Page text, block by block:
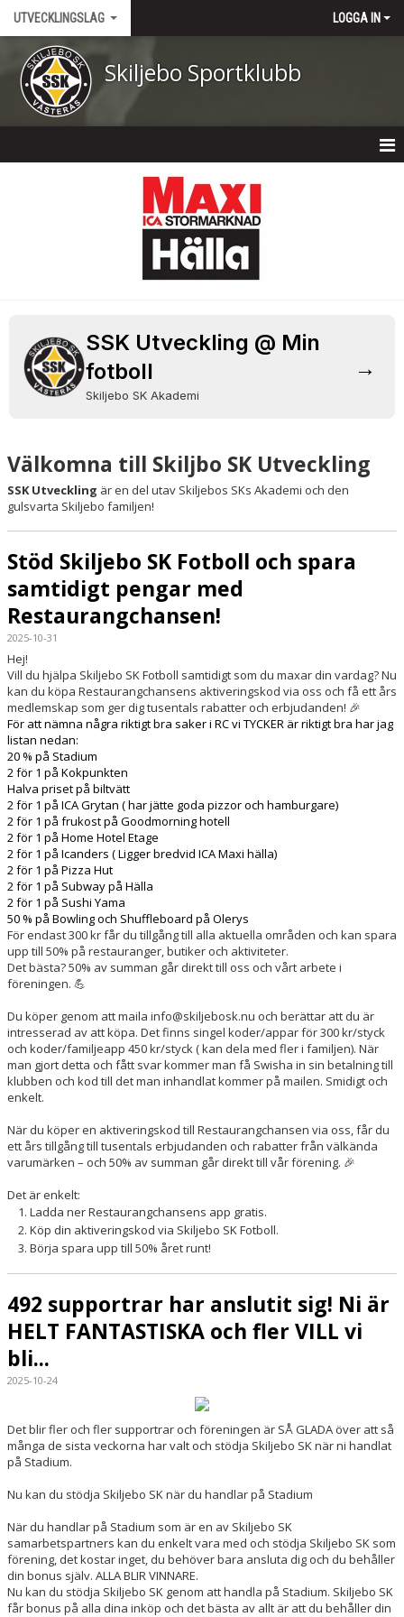
UTVECKLINGSLAG LOGGA IN
Skiljebo Sportklubb
BILDGALLERI
DOKUMENT
SSK Utveckling @ Min
fotboll
Skiljebo SK Akademi
→
Välkomna till Skiljbo SK Utveckling
SSK Utveckling är en del utav Skiljebos SKs Akademi och den
gulsvarta Skiljebo familjen!
Stöd Skiljebo SK Fotboll och spara
samtidigt pengar med
Restaurangchansen!
2025-10-31
Hej!
Vill du hjälpa Skiljebo SK Fotboll samtidigt som du maxar din vardag? Nu
kan du köpa Restaurangchansens aktiveringskod via oss och få ett års
medlemskap som ger dig tusentals rabatter och erbjudanden! 🎉
För att nämna några riktigt bra saker i RC vi TYCKER är riktigt bra har jag
listan nedan:
20 % på Stadium
2 för 1 på Kokpunkten
Halva priset på biltvätt
2 för 1 på ICA Grytan ( har jätte goda pizzor och hamburgare)
2 för 1 på frukost på Goodmorning hotell
2 för 1 på Home Hotel Etage
2 för 1 på Icanders ( Ligger bredvid ICA Maxi hälla)
2 för 1 på Pizza Hut
2 för 1 på Subway på Hälla
2 för 1 på Sushi Yama
50 % på Bowling och Shuffleboard på Olerys
För endast 300 kr får du tillgång till alla aktuella områden och kan spara
upp till 50% på restauranger, butiker och aktiviteter.
Det bästa? 50% av summan går direkt till oss och vårt arbete i
föreningen. 💪
Du köper genom att maila info@skiljebosk.nu och berättar att du är
intresserad av att köpa. Det finns singel koder/appar för 300 kr/styck
och koder/familjeapp 450 kr/styck ( kan dela med fler i familjen). När
man gjort detta och fått svar kommer man få Swisha in sin betalning till
klubben och kod till det man inhandlat kommer på mailen. Smidigt och
enkelt.
När du köper en aktiveringskod till Restaurangchansen via oss, får du
ett års tillgång till tusentals erbjudanden och rabatter från välkända
varumärken – och 50% av summan går direkt till vår förening. 🎉
Det är enkelt:
Ladda ner Restaurangchansens app gratis.
Köp din aktiveringskod via Skiljebo SK Fotboll.
Börja spara upp till 50% året runt!
492 supportrar har anslutit sig! Ni är
HELT FANTASTISKA och fler VILL vi
bli...
2025-10-24
Det blir fler och fler supportrar och föreningen är SÅ GLADA över att så
många de sista veckorna har valt och stödja Skiljebo SK när ni handlat
på Stadium.
Nu kan du stödja Skiljebo SK när du handlar på Stadium
När du handlar på Stadium som är en av Skiljebo SK
samarbetspartners kan du enkelt vara med och stödja Skiljebo SK som
förening, det kostar inget, du behöver bara ansluta dig och du behåller
din bonus själv. ALLA BLIR VINNARE.
Nu kan du stödja Skiljebo SK genom att handla på Stadium. Skiljebo SK
får bonus på alla dina inköp och det bästa av allt är att du behåller din